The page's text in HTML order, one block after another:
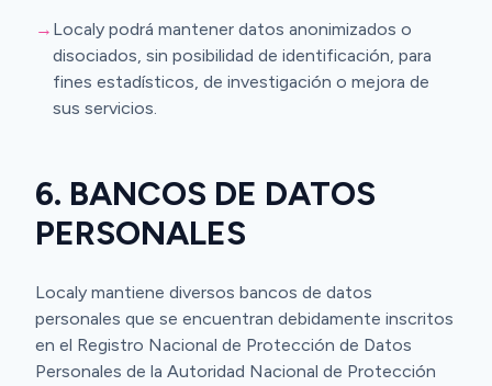
→ Localy podrá mantener datos anonimizados o
disociados, sin posibilidad de identificación, para
fines estadísticos, de investigación o mejora de
sus servicios.
6. BANCOS DE DATOS
PERSONALES
Localy mantiene diversos bancos de datos
personales que se encuentran debidamente inscritos
en el Registro Nacional de Protección de Datos
Personales de la Autoridad Nacional de Protección